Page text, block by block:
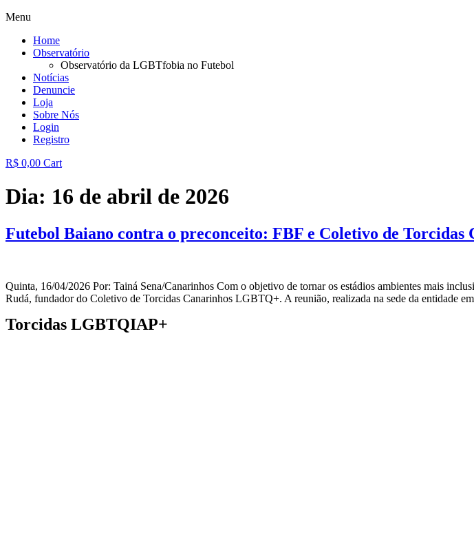
Menu
Home
Observatório
Observatório da LGBTfobia no Futebol
Notícias
Denuncie
Loja
Sobre Nós
Login
Registro
R$ 0,00 Cart
Dia: 16 de abril de 2026
Futebol Baiano contra o preconceito: FBF e Coletivo de
Quinta, 16/04/2026 Por: Tainá Sena/Canarinhos Com o objetivo de tornar os estádios ambientes mais
Rudá, fundador do Coletivo de Torcidas Canarinhos LGBTQ+. A reunião, realizada na sede da entidade
Torcidas LGBTQIAP+